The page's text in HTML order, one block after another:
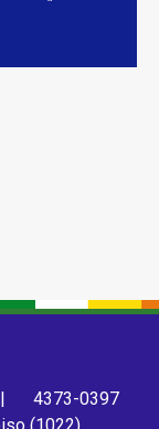
4373-0397